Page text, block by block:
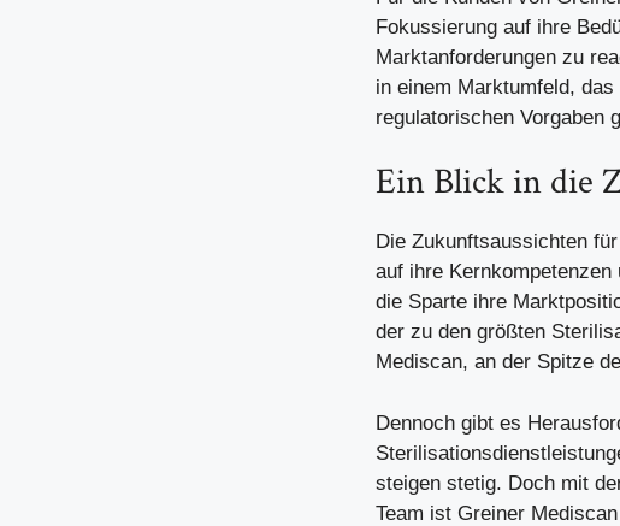
Fokussierung auf ihre
Marktanforderungen zu
in einem Marktumfeld,
regulatorischen Vorgaben
Ein Blick in die
Die Zukunftsaussichten
auf ihre
die Sparte ihre
der zu den größten
Mediscan, an der Spitze
Dennoch gibt es
steigen stetig. Doch mit
Team ist Greiner